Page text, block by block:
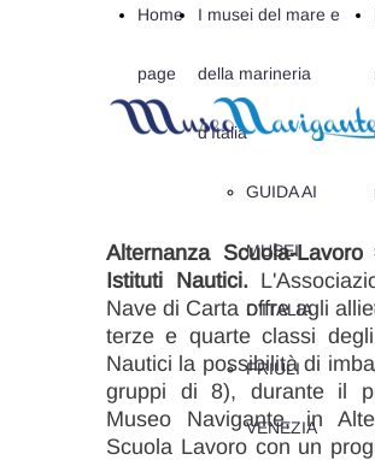
Home
page
I musei del mare e
della marineria
d'Italia
GUIDA AI
MUSEI
D'ITALIA
FRIULI
VENEZIA
Alternanza Scuola-
Istituti Nautici.
Nave di Carta offre agli
terze e quarte classi
Nautici la possibilità di
gruppi di 8), durante il
Museo Navigante, in
Scuola Lavoro con un